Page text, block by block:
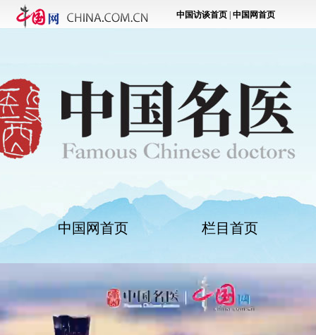
中国网首页 栏目首页